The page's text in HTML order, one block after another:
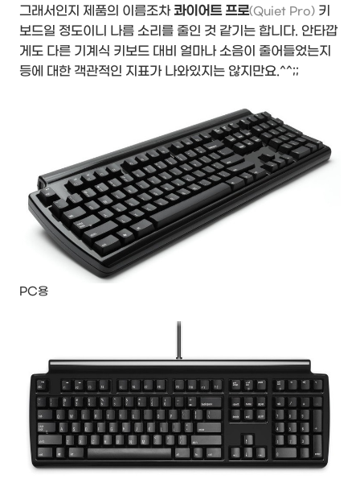
그래서인지 제품의 이름조차콰이어트 프로(Quiet Pro) 키
보드일 정도이니 나름 소리를 줄인 것 같기는 합니다. 안타깝
게도 다른 기계식 키보드 대비 얼마나 소음이 줄어들었는지
등에 대한 객관적인 지표가 나와있지는 않지만요.^^;;
PC용